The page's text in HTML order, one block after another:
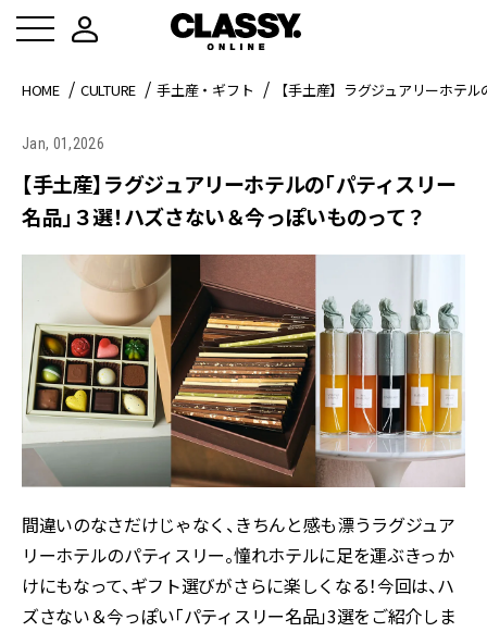
HOME CULTURE 手土産・ギフト 【手土産】ラグジュアリーホテ
Jan, 01,2026
【手土産】ラグジュアリーホテルの「パティスリー
名品」３選！ハズさない＆今っぽいものって？
間違いのなさだけじゃなく、きちんと感も漂うラグジュア
リーホテルのパティスリー。憧れホテルに足を運ぶきっか
けにもなって、ギフト選びがさらに楽しくなる！今回は、ハ
ズさない＆今っぽい「パティスリー名品」3選をご紹介しま